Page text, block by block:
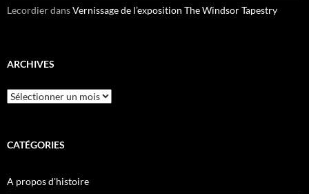
LecordierdansVernissage de l’exposition The Windsor Tapestry
ARCHIVES
Archives
CATÉGORIES
A propos d'histoire